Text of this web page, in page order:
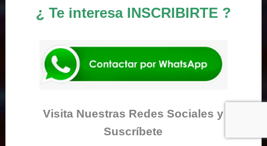
¿ Te interesa INSCRIBIRTE ?
Visita Nuestras Redes Sociales y
Suscríbete